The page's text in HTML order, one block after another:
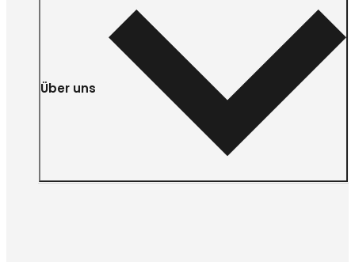
Über uns